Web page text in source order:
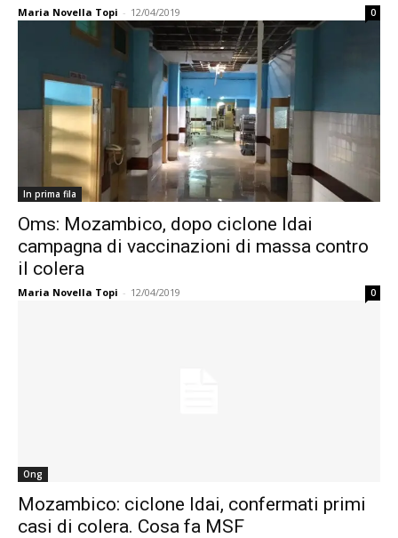
Maria Novella Topi - 12/04/2019 0
In prima fila
Oms: Mozambico, dopo ciclone Idai
campagna di vaccinazioni di massa contro
il colera
Maria Novella Topi - 12/04/2019 0
Ong
Mozambico: ciclone Idai, confermati primi
casi di colera. Cosa fa MSF